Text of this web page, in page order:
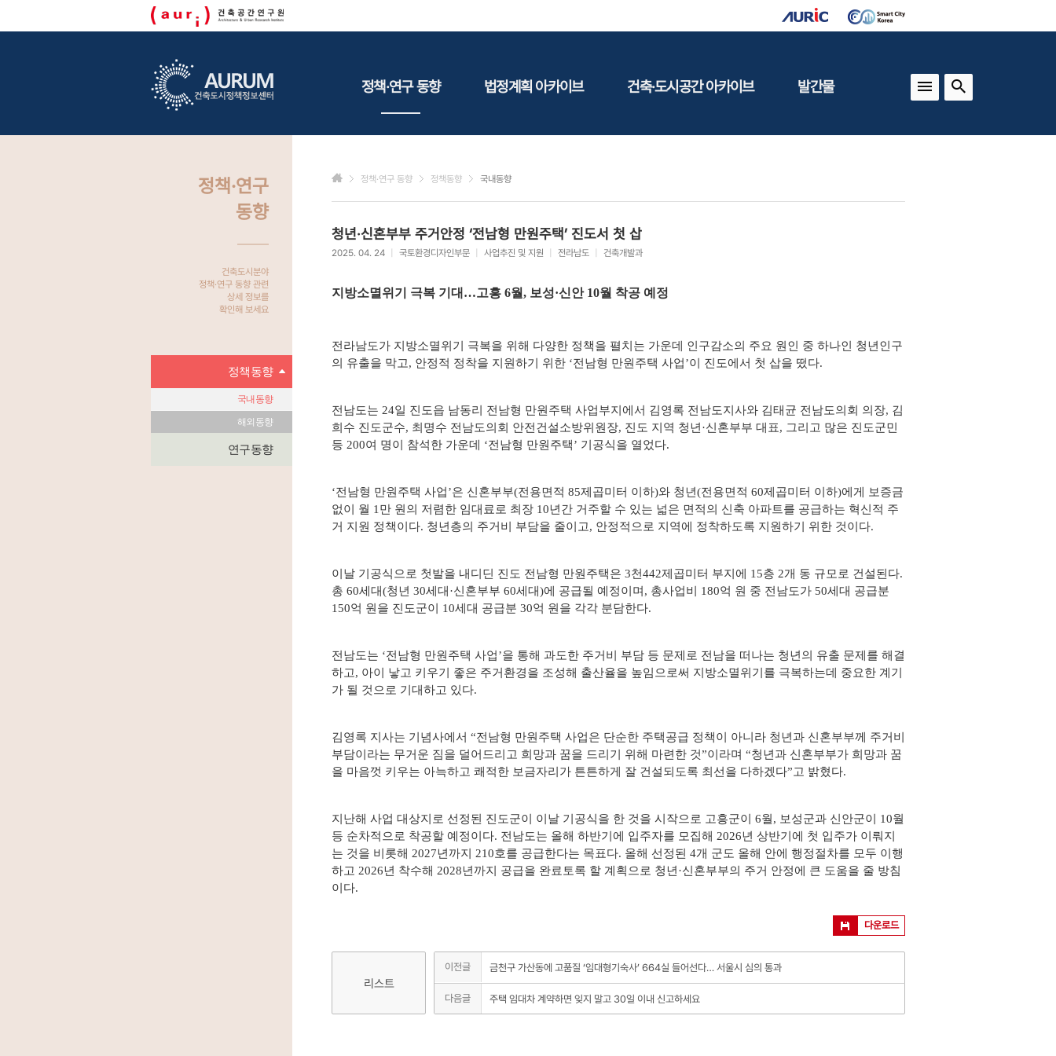
정책·연구 동향
연구동향
법정계획 아카이브
환경
사회복지
자료실
건축·도시공간 아카이브 발간물
건축도시연구
정책·연구
동향
건축도시분야
정책·연구 동향 관련
상세 정보를
확인해 보세요
정책동향
국내동향
해외동향
연구동향
정책·연구 동향 정책동향 국내동향
청년·신혼부부 주거안정 ‘전남형 만원주택’ 진도서 첫 삽
2025. 04. 24 국토환경디자인부문 사업추진 및 지원 전라남도 건축개발과
지방소멸위기 극복 기대…고흥 6월, 보성·신안 10월 착공 예정
전라남도가 지방소멸위기 극복을 위해 다양한 정책을 펼치는 가운데 인구감소의 주요 원인 중 하나인 청년인구
의 유출을 막고, 안정적 정착을 지원하기 위한 ‘전남형 만원주택 사업’이 진도에서 첫 삽을 떴다.
전남도는 24일 진도읍 남동리 전남형 만원주택 사업부지에서 김영록 전남도지사와 김태균 전남도의회 의장, 김
희수 진도군수, 최명수 전남도의회 안전건설소방위원장, 진도 지역 청년·신혼부부 대표, 그리고 많은 진도군민
등 200여 명이 참석한 가운데 ‘전남형 만원주택’ 기공식을 열었다.
‘전남형 만원주택 사업’은 신혼부부(전용면적 85제곱미터 이하)와 청년(전용면적 60제곱미터 이하)에게 보증금
없이 월 1만 원의 저렴한 임대료로 최장 10년간 거주할 수 있는 넓은 면적의 신축 아파트를 공급하는 혁신적 주
거 지원 정책이다. 청년층의 주거비 부담을 줄이고, 안정적으로 지역에 정착하도록 지원하기 위한 것이다.
이날 기공식으로 첫발을 내디딘 진도 전남형 만원주택은 3천442제곱미터 부지에 15층 2개 동 규모로 건설된다.
총 60세대(청년 30세대·신혼부부 60세대)에 공급될 예정이며, 총사업비 180억 원 중 전남도가 50세대 공급분
150억 원을 진도군이 10세대 공급분 30억 원을 각각 분담한다.
전남도는 ‘전남형 만원주택 사업’을 통해 과도한 주거비 부담 등 문제로 전남을 떠나는 청년의 유출 문제를 해결
하고, 아이 낳고 키우기 좋은 주거환경을 조성해 출산율을 높임으로써 지방소멸위기를 극복하는데 중요한 계기
가 될 것으로 기대하고 있다.
김영록 지사는 기념사에서 “전남형 만원주택 사업은 단순한 주택공급 정책이 아니라 청년과 신혼부부께 주거비
부담이라는 무거운 짐을 덜어드리고 희망과 꿈을 드리기 위해 마련한 것”이라며 “청년과 신혼부부가 희망과 꿈
을 마음껏 키우는 아늑하고 쾌적한 보금자리가 튼튼하게 잘 건설되도록 최선을 다하겠다”고 밝혔다.
지난해 사업 대상지로 선정된 진도군이 이날 기공식을 한 것을 시작으로 고흥군이 6월, 보성군과 신안군이 10월
등 순차적으로 착공할 예정이다. 전남도는 올해 하반기에 입주자를 모집해 2026년 상반기에 첫 입주가 이뤄지
는 것을 비롯해 2027년까지 210호를 공급한다는 목표다. 올해 선정된 4개 군도 올해 안에 행정절차를 모두 이행
하고 2026년 착수해 2028년까지 공급을 완료토록 할 계획으로 청년·신혼부부의 주거 안정에 큰 도움을 줄 방침
이다.
다운로드
리스트
이전글 금천구 가산동에 고품질 ‘임대형기숙사’ 664실 들어선다… 서울시 심의 통과
다음글 주택 임대차 계약하면 잊지 말고 30일 이내 신고하세요